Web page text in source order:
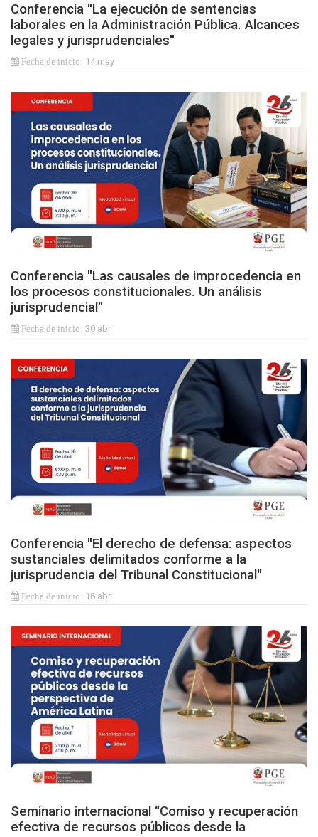
Conferencia "La ejecución de sentencias
laborales en la Administración Pública. Alcances
legales y jurisprudenciales"
14 may
Conferencia "Las causales de improcedencia en
los procesos constitucionales. Un análisis
jurisprudencial"
30 abr
Conferencia "El derecho de defensa: aspectos
sustanciales delimitados conforme a la
jurisprudencia del Tribunal Constitucional"
16 abr
Seminario internacional “Comiso y recuperación
efectiva de recursos públicos desde la